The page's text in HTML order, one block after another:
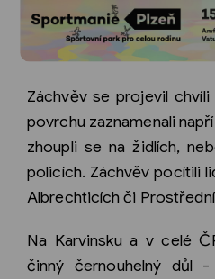
Záchvěv se projevil
povrchu zaznamenali
zhoupli se na židlích,
policích. Záchvěv pocítili
Albrechticích či Prostřední
Na Karvinsku a v celé
činný černouhelný důl